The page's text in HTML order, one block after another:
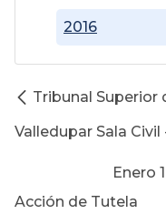
2016
Tribunal Superior
Valledupar Sala
Enero 19
Acción de Tutela